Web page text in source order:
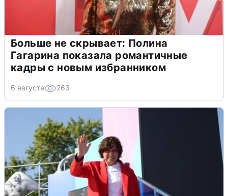
Больше не скрывает: Полина
Гагарина показала романтичные
кадры с новым избранником
6 августа 263